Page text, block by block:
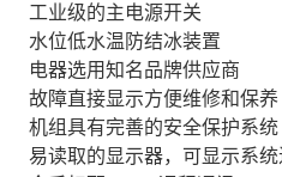
工业级的主电源开关
水位低水温防结冰装置
电器选用知名品牌供应商
故障直接显示方便维修和保养
机组具有完善的安全保护系统
易读取的显示器，可显示系